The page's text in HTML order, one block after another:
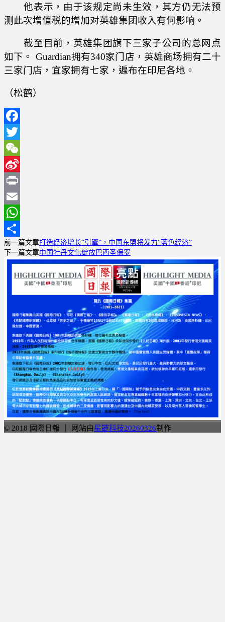
他表示，由于该规定尚未生效，其方仍无法预
测此次增值税的增加对英雄集团收入有何影响。
截至目前，英雄集团旗下三家子公司的总网点
如下。 Guardian拥有340家门店，英雄商场拥有二十
三家门店，宜家拥有七家，遍布在印尼各地。
（松鹤）
Facebook
Twitter
WeChat
Sina
Weibo
Print
Email
WhatsApp
分
享
前一篇文章打造经济增长“引擎”，中国东盟将发力“蓝色经济”
下一篇文章中国牡丹文化绽放巴西圣保罗
© 2018 國際日報 ｜ 网站由星链科技20260326制作